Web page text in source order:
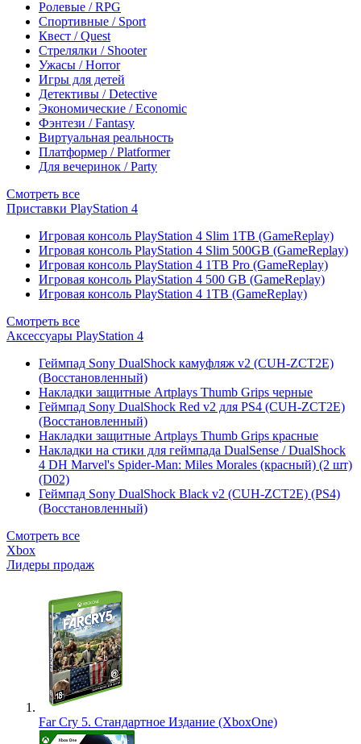
Ролевые / RPG
Спортивные / Sport
Квест / Quest
Стрелялки / Shooter
Ужасы / Horror
Игры для детей
Детективы / Detective
Экономические / Economic
Фэнтези / Fantasy
Виртуальная реальность
Платформер / Platformer
Для вечеринок / Party
Смотреть все
Приставки PlayStation 4
Игровая консоль PlayStation 4 Slim 1TB (GameReplay)
Игровая консоль PlayStation 4 Slim 500GB (GameReplay)
Игровая консоль PlayStation 4 1TB Pro (GameReplay)
Игровая консоль PlayStation 4 500 GB (GameReplay)
Игровая консоль PlayStation 4 1TB (GameReplay)
Смотреть все
Аксессуары PlayStation 4
Геймпад Sony DualShock камуфляж v2 (CUH-ZCT2E)
(Восстановленный)
Накладки защитные Artplays Thumb Grips черные
Геймпад Sony DualShock Red v2 для PS4 (CUH-ZCT2E)
(Восстановленный)
Накладки защитные Artplays Thumb Grips красные
Накладки на стики для геймпада DualSense / DualShock
4 DH Marvel's Spider-Man: Miles Morales (красный) (2 шт)
(D02)
Геймпад Sony DualShock Black v2 (CUH-ZCT2E) (PS4)
(Восстановленный)
Смотреть все
Xbox
Лидеры продаж
Far Cry 5. Стандартное Издание (XboxOne)